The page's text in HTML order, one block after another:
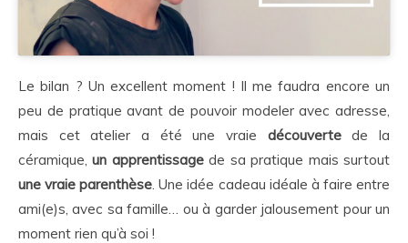
Le bilan ? Un excellent moment ! Il me faudra encore un
peu de pratique avant de pouvoir modeler avec adresse,
mais cet atelier a été une vraie découvertede la
céramique, un apprentissagede sa pratique mais surtout
une vraie parenthèse. Une idée cadeau idéale à faire entre
ami(e)s, avec sa famille… ou à garder jalousement pour un
moment rien qu’à soi !